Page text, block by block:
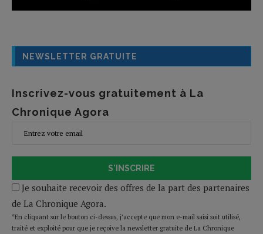
NEWSLETTER GRATUITE
Inscrivez-vous gratuitement à La
Chronique Agora
S'INSCRIRE
Je souhaite recevoir des offres de la part des partenaires
de La Chronique Agora.
*En cliquant sur le bouton ci-dessus, j’accepte que mon e-mail saisi soit utilisé,
traité et exploité pour que je reçoive la newsletter gratuite de La Chronique